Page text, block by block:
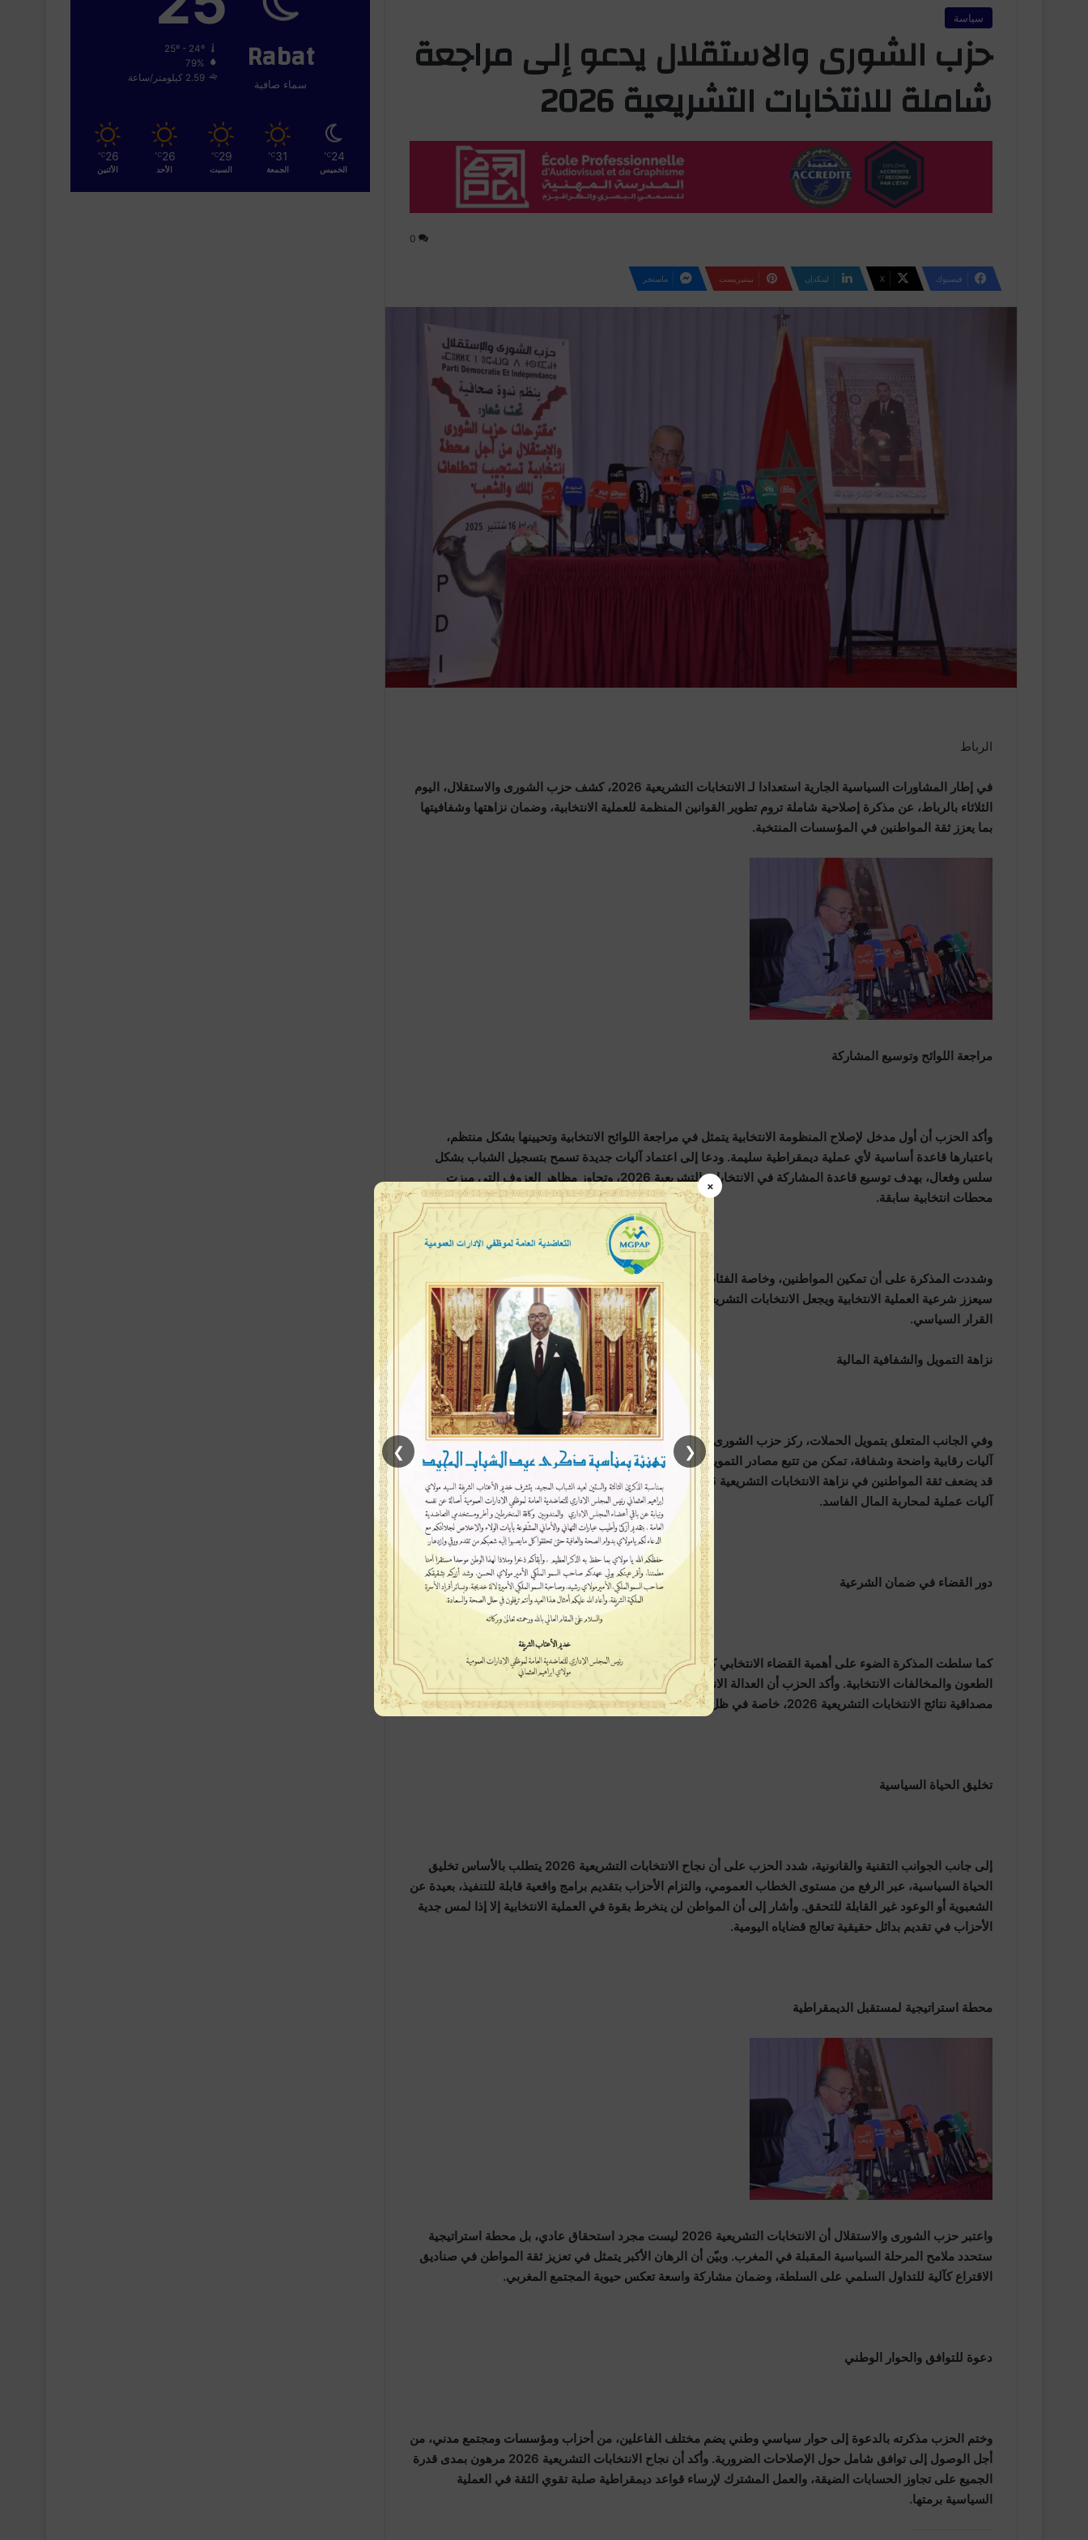
سياسة
حزب الشورى والاستقلال يدعو إلى مراجعة
شاملة للانتخابات التشريعية 2026
0
فيسبوك ‫X لينكدإن بينتيريست ماسنجر
الرباط
في إطار المشاورات السياسية الجارية استعدادا لـ الانتخابات التشريعية 2026، كشف حزب الشورى والاستقلال، اليوم
الثلاثاء بالرباط، عن مذكرة إصلاحية شاملة تروم تطوير القوانين المنظمة للعملية الانتخابية، وضمان نزاهتها وشفافيتها
بما يعزز ثقة المواطنين في المؤسسات المنتخبة.
مراجعة اللوائح وتوسيع المشاركة
وأكد الحزب أن أول مدخل لإصلاح المنظومة الانتخابية يتمثل في مراجعة اللوائح الانتخابية وتحيينها بشكل منتظم،
باعتبارها قاعدة أساسية لأي عملية ديمقراطية سليمة. ودعا إلى اعتماد آليات جديدة تسمح بتسجيل الشباب بشكل
سلس وفعال، بهدف توسيع قاعدة المشاركة في الانتخابات التشريعية 2026، وتجاوز مظاهر العزوف التي ميزت
محطات انتخابية سابقة.
وشددت المذكرة على أن تمكين المواطنين، وخاصة الفئات الشابة، من الولوج إلى التسجيل في اللوائح الانتخابية،
سيعزز شرعية العملية الانتخابية ويجعل الانتخابات التشريعية 2026 محطة نوعية على مستوى الانخراط الشعبي في
القرار السياسي.
نزاهة التمويل والشفافية المالية
وفي الجانب المتعلق بتمويل الحملات، ركز حزب الشورى والاستقلال على أهمية ضبط الإنفاق الانتخابي، وذلك عبر
آليات رقابية واضحة وشفافة، تمكن من تتبع مصادر التمويل وصرفها بشكل قانوني. وأوضح أن أي خلل في هذا الجانب
قد يضعف ثقة المواطنين في نزاهة الانتخابات التشريعية 2026، داعيا إلى تمكين الأحزاب ومؤسسات المراقبة من
آليات عملية لمحاربة المال الفاسد.
دور القضاء في ضمان الشرعية
كما سلطت المذكرة الضوء على أهمية القضاء الانتخابي كضامن أساسي لشفافية العملية، من خلال تسريع البت في
الطعون والمخالفات الانتخابية. وأكد الحزب أن العدالة الانتخابية السريعة والفعالة ستشكل حجر الزاوية في تعزيز
مصداقية نتائج الانتخابات التشريعية 2026، خاصة في ظل التحديات التي تطرحها المنافسة السياسية.
تخليق الحياة السياسية
إلى جانب الجوانب التقنية والقانونية، شدد الحزب على أن نجاح الانتخابات التشريعية 2026 يتطلب بالأساس تخليق
الحياة السياسية، عبر الرفع من مستوى الخطاب العمومي، والتزام الأحزاب بتقديم برامج واقعية قابلة للتنفيذ، بعيدة عن
الشعبوية أو الوعود غير القابلة للتحقق. وأشار إلى أن المواطن لن ينخرط بقوة في العملية الانتخابية إلا إذا لمس جدية
الأحزاب في تقديم بدائل حقيقية تعالج قضاياه اليومية.
محطة استراتيجية لمستقبل الديمقراطية
واعتبر حزب الشورى والاستقلال أن الانتخابات التشريعية 2026 ليست مجرد استحقاق عادي، بل محطة استراتيجية
ستحدد ملامح المرحلة السياسية المقبلة في المغرب. وبيّن أن الرهان الأكبر يتمثل في تعزيز ثقة المواطن في صناديق
الاقتراع كآلية للتداول السلمي على السلطة، وضمان مشاركة واسعة تعكس حيوية المجتمع المغربي.
دعوة للتوافق والحوار الوطني
وختم الحزب مذكرته بالدعوة إلى حوار سياسي وطني يضم مختلف الفاعلين، من أحزاب ومؤسسات ومجتمع مدني، من
أجل الوصول إلى توافق شامل حول الإصلاحات الضرورية. وأكد أن نجاح الانتخابات التشريعية 2026 مرهون بمدى قدرة
الجميع على تجاوز الحسابات الضيقة، والعمل المشترك لإرساء قواعد ديمقراطية صلبة تقوي الثقة في العملية
السياسية برمتها.
Rabat
سماء صافية
25º - 24º
79%
2.59 كيلومتر/ساعة
24
℃
الخميس
31
℃
الجمعة
29
℃
السبت
26
℃
الأحد
26
℃
الأثنين
×
❮
❯